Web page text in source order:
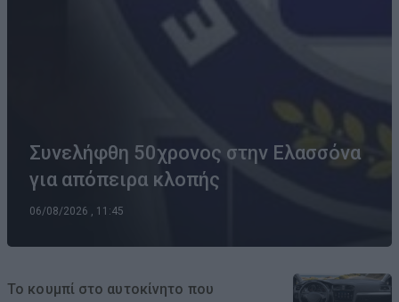
Συνελήφθη 50χρονος στην Ελασσόνα
για απόπειρα κλοπής
06/08/2026 , 11:45
Το κουμπί στο αυτοκίνητο που